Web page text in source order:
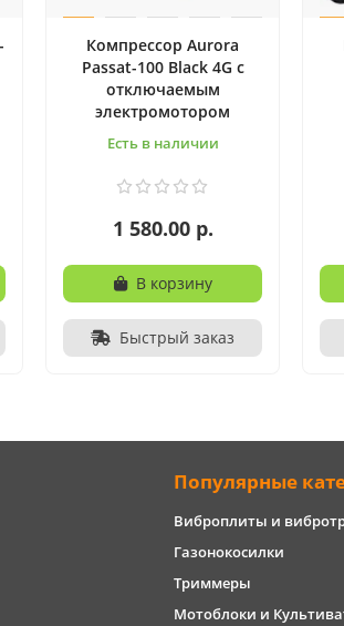
Компрессор Aurora
Passat-100 Black 4G с
отключаемым
электромотором
Есть в наличии
1 580.00 р.
В корзину
Быстрый заказ
Популярные
Виброплиты и
Газонокосилки
Триммеры
Мотоблоки и